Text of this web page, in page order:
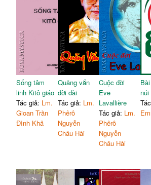
Sống tâm
linh Kitô giáo
Tác giả: Lm.
Gioan Trần
Đình Khả
Quãng vắn
đời dài
Tác giả: Lm.
Phêrô
Nguyễn
Châu Hải
Cuộc đời
Eve
Lavallière
Tác giả: Lm.
Phêrô
Nguyễn
Châu Hải
núi